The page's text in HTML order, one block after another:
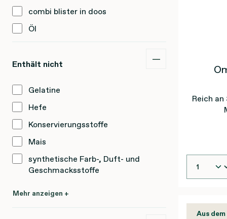
combi blister in doos
Öl
Enthält nicht
Gelatine
Hefe
Konservierungsstoffe
Mais
synthetische Farb-, Duft- und
Geschmacksstoffe
Mehr anzeigen +
Reich
Aus